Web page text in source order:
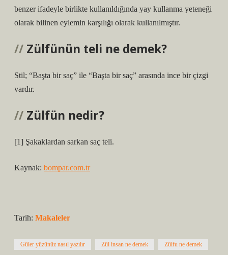
benzer ifadeyle birlikte kullanıldığında yay kullanma yeteneği
olarak bilinen eylemin karşılığı olarak kullanılmıştır.
Zülfünün teli ne demek?
Stil; “Başta bir saç” ile “Başta bir saç” arasında ince bir çizgi
vardır.
Zülfün nedir?
[1] Şakaklardan sarkan saç teli.
Kaynak: bompar.com.tr
Tarih: Makaleler
Güler yüzünüz nasıl yazılır Zül insan ne demek Zülfu ne demek